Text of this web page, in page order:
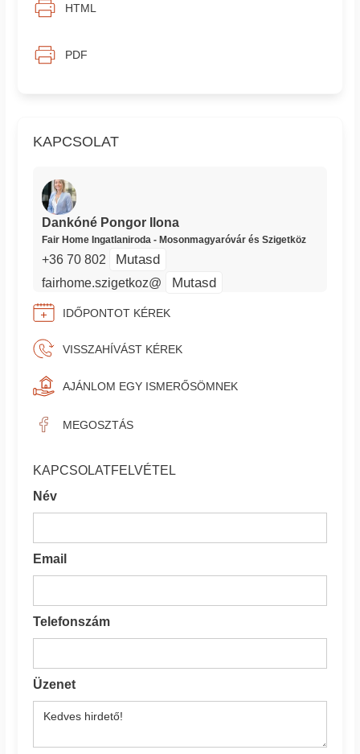
KAPCSOLAT
Dankóné Pongor Ilona
Fair Home Ingatlaniroda - Mosonmagyaróvár és Szigetköz
+36 70 802 Mutasd
fairhome.szigetkoz@ Mutasd
IDŐPONTOT KÉREK
VISSZAHÍVÁST KÉREK
AJÁNLOM EGY ISMERŐSÖMNEK
MEGOSZTÁS
KAPCSOLATFELVÉTEL
Név
Email
Telefonszám
Üzenet
HTML
PDF